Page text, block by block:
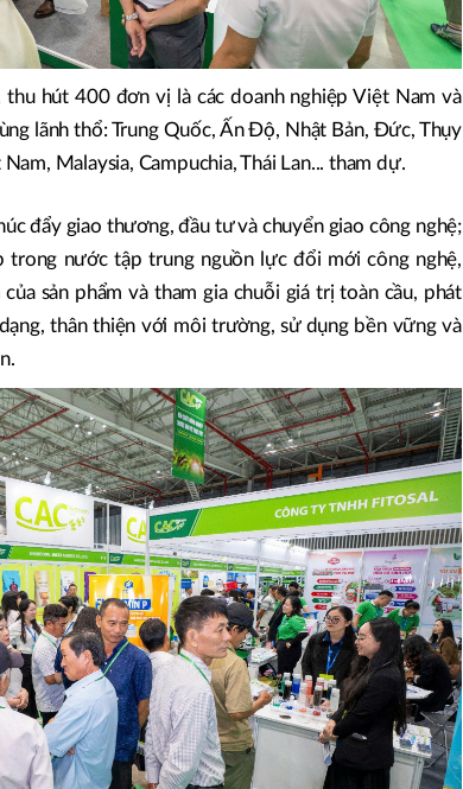
hút 400 đơn vị là các doanh nghiệp Việt Nam và
lãnh thổ: Trung Quốc, Ấn Độ, Nhật Bản, Đức, Thụy
Malaysia, Campuchia, Thái Lan... tham dự.
đẩy giao thương, đầu tư và chuyển giao công nghệ;
trong nước tập trung nguồn lực đổi mới công nghệ,
sản phẩm và tham gia chuỗi giá trị toàn cầu, phát
thân thiện với môi trường, sử dụng bền vững và